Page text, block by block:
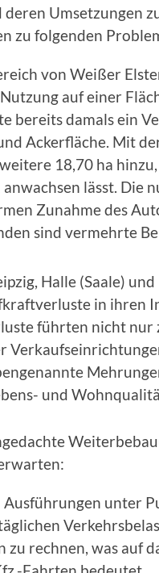
Umsetzungen
zu folgenden
von Weißer
auf einer
bereits damals ein
Ackerfläche. Mit
18,70 ha
anwachsen lässt. Die
Zunahme des
sind vermehrte
Halle (Saale)
in ihren
führten nicht nur
und
Ausführungen unter
zu rechnen, was auf